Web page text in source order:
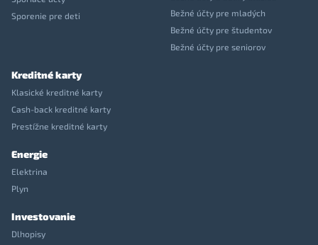
Sporenie pre deti
Bežné účty pre mladých
Bežné účty pre študentov
Bežné účty pre seniorov
Kreditné karty
Klasické kreditné karty
Cash-back kreditné karty
Prestížne kreditné karty
Energie
Elektrina
Plyn
Investovanie
Dlhopisy